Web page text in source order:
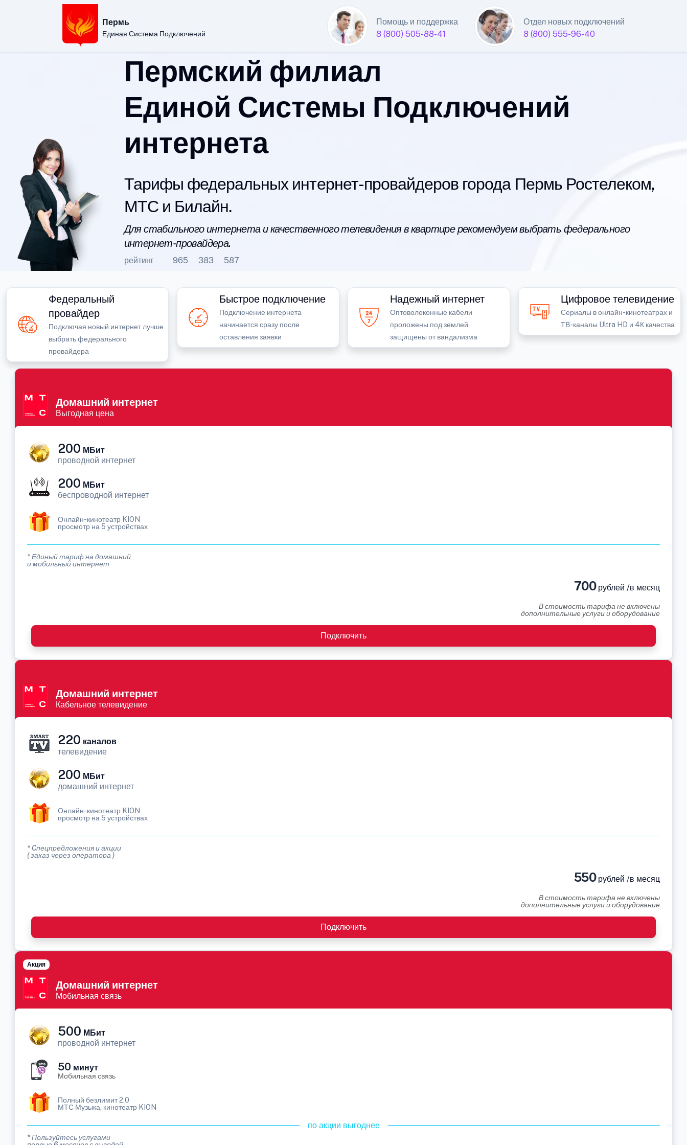
Пермь
Единая Система Подключений
Помощь и поддержка
8 (800) 505-88-41
Отдел новых подключений
8 (800) 555-96-40
Пермский филиал
Единой Системы Подключений
интернета
Тарифы федеральных интернет-провайдеров города Пермь Ростелеком,
МТС и Билайн.
Для стабильного интернета и качественного телевидения в квартире рекомендуем выбрать федерального
интернет-провайдера.
рейтинг 965 383 587
Федеральный
провайдер
Подключая новый интернет лучше
выбрать федерального
провайдера
Быстрое подключение
Подключение интернета
начинается сразу после
оставления заявки
Надежный интернет
Оптоволоконные кабели
проложены под землей,
защищены от вандализма
Цифровое телевидение
Сериалы в онлайн-кинотеатрах и
ТВ-каналы Ultra HD и 4К качества
Домашний интернет
Выгодная цена
200 МБит
проводной интернет
200 МБит
беспроводной интернет
Онлайн-кинотеатр KION
просмотр на 5 устройствах
* Единый тариф на домашний
и мобильный интернет
700рублей /в месяц
В стоимость тарифа не включены
дополнительные услуги и оборудование
Подключить
Домашний интернет
Кабельное телевидение
220 каналов
телевидение
200 МБит
домашний интернет
Онлайн-кинотеатр KION
просмотр на 5 устройствах
* Cпецпредложения и акции
( заказ через оператора )
550рублей /в месяц
В стоимость тарифа не включены
дополнительные услуги и оборудование
Подключить
Домашний интернет
Мобильная связь
Акция
500 МБит
проводной интернет
50 минут
Мобильная связь
Полный безлимит 2.0
МТС Музыка, кинотеатр KION
по акции выгоднее
* Пользуйтесь услугами